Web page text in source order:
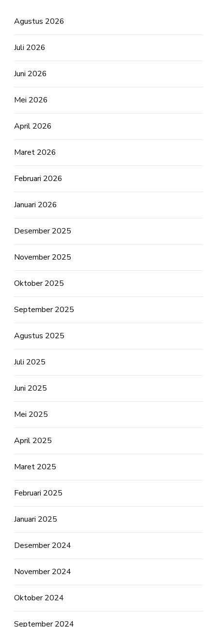
Agustus 2026
Juli 2026
Juni 2026
Mei 2026
April 2026
Maret 2026
Februari 2026
Januari 2026
Desember 2025
November 2025
Oktober 2025
September 2025
Agustus 2025
Juli 2025
Juni 2025
Mei 2025
April 2025
Maret 2025
Februari 2025
Januari 2025
Desember 2024
November 2024
Oktober 2024
September 2024